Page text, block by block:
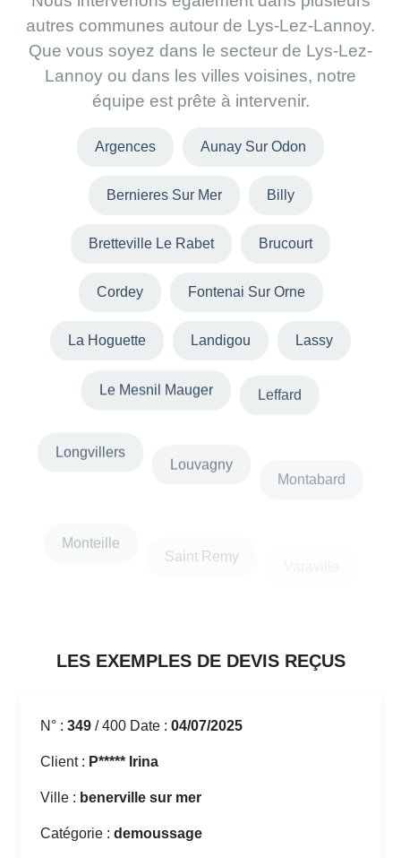
autres communes autour de Lys-Lez-Lannoy.
Que vous soyez dans le secteur de Lys-Lez-
Lannoy ou dans les villes voisines, notre
équipe est prête à intervenir.
Argences Aunay Sur Odon
Bernieres Sur Mer Billy
Bretteville Le Rabet Brucourt
Cordey Fontenai Sur Orne
La Hoguette Landigou Lassy
Le Mesnil Mauger Leffard
Varaville
LES EXEMPLES DE DEVIS REÇUS
N° : 349 / 400 Date : 04/07/2025
Client : P***** Irina
Ville : benerville sur mer
Catégorie : demoussage